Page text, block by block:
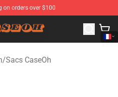
on orders over $100
CaseOh Merchandise Store
/Sacs CaseOh